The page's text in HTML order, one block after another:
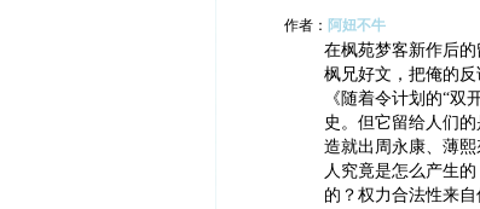
作者： 阿妞不牛
在枫苑梦客新作后的
枫兄好文，把俺的反
《随着令计划的“双
史。但它留给人们
造就出周永康、薄
人究竟是怎么产生
的？权力合法性来